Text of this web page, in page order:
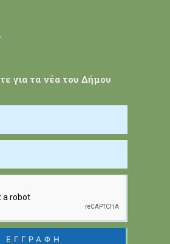
για τα νέα του Δήμου
ΕΓΓΡΑΦΗ